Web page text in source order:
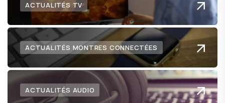
ACTUALITÉS TV
ACTUALITÉS MONTRES CONNECTÉES
ACTUALITÉS AUDIO